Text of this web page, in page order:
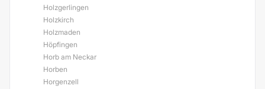
Holzgerlingen
Holzkirch
Holzmaden
Höpfingen
Horb am Neckar
Horben
Horgenzell